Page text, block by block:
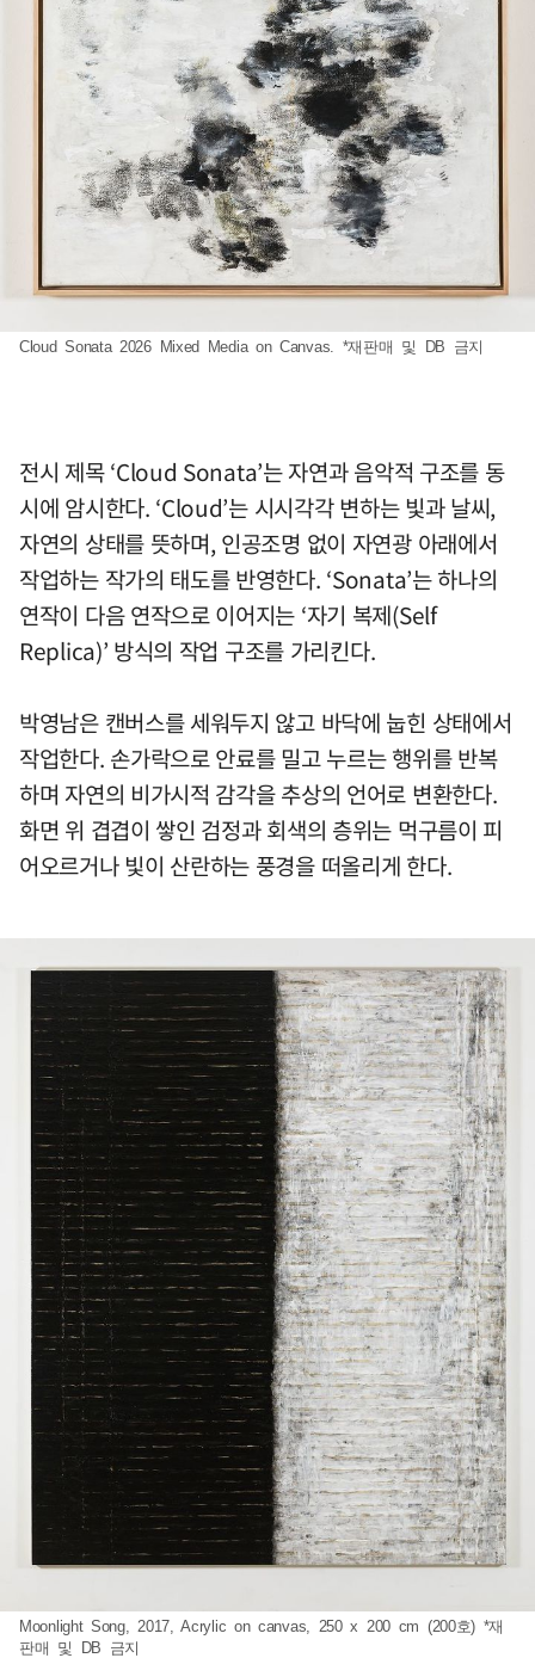
Cloud Sonata 2026 Mixed Media on Canvas. *재판매 및 DB 금지
전시 제목 ‘Cloud Sonata’는 자연과 음악적 구조를 동
시에 암시한다. ‘Cloud’는 시시각각 변하는 빛과 날씨,
자연의 상태를 뜻하며, 인공조명 없이 자연광 아래에서
작업하는 작가의 태도를 반영한다. ‘Sonata’는 하나의
연작이 다음 연작으로 이어지는 ‘자기 복제(Self
Replica)’ 방식의 작업 구조를 가리킨다.
박영남은 캔버스를 세워두지 않고 바닥에 눕힌 상태에서
작업한다. 손가락으로 안료를 밀고 누르는 행위를 반복
하며 자연의 비가시적 감각을 추상의 언어로 변환한다.
화면 위 겹겹이 쌓인 검정과 회색의 층위는 먹구름이 피
어오르거나 빛이 산란하는 풍경을 떠올리게 한다.
Moonlight Song, 2017, Acrylic on canvas, 250 x 200 cm (200호) *재
판매 및 DB 금지